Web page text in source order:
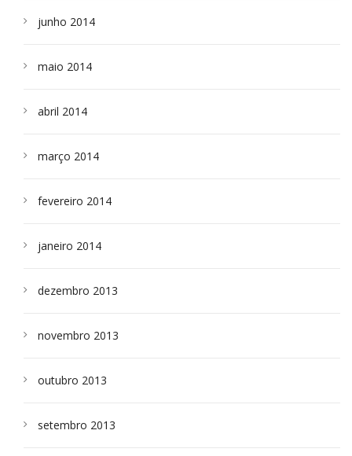
junho 2014
maio 2014
abril 2014
março 2014
fevereiro 2014
janeiro 2014
dezembro 2013
novembro 2013
outubro 2013
setembro 2013